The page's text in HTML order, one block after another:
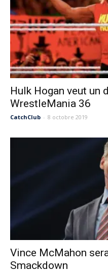
Hulk Hogan veut un
WrestleMania 36
CatchClub - 8 octobre 2019
Vince McMahon
Smackdown